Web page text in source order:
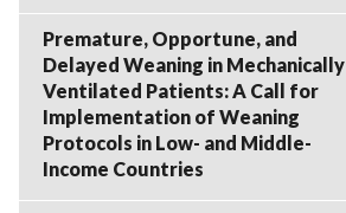
Premature, Opportune, and
Delayed Weaning in Mechanically
Ventilated Patients: A Call for
Implementation of Weaning
Protocols in Low- and Middle-
Income Countries